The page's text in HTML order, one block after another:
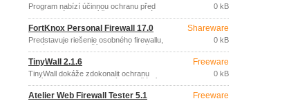
Program nabízí účinnou ochranu před
spyware, útoky ze sítě internet a ztrátou
soukromí.
0 kB
FortKnox Personal Firewall 17.0
Predstavuje riešenie osobného firewallu,
ktorý sa ľahko používa a ktorý chráni
Vaše PC pred hackerskými útokmi,
trojanmi, spyware a ďalšími hrozbami
Internetu.
Shareware
0 kB
TinyWall 2.1.6
TinyWall dokáže zdokonalit ochranu
nabízenou firewallem který je součástí
Windows Vista, 7 a 8.
Freeware
0 kB
Atelier Web Firewall Tester 5.1 Freeware